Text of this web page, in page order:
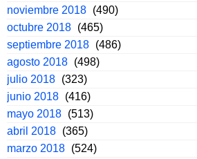
noviembre 2018 (490)
octubre 2018 (465)
septiembre 2018 (486)
agosto 2018 (498)
julio 2018 (323)
junio 2018 (416)
mayo 2018 (513)
abril 2018 (365)
marzo 2018 (524)